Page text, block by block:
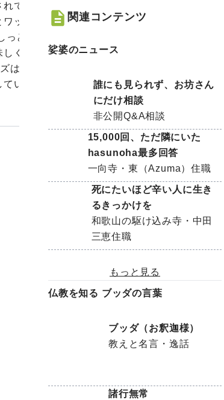
ている Fibee
ワッフルを食べ
っとりしてい
しくて驚いた
は発酵性食物
いて お菓子
結果も悪くなってた 家族の
好きな事でも嫌な事や不安ば
失う事を恐れ、悩んで時間を
無駄にし愛犬との時...
関連コンテンツ
娑婆のニュース
誰にも見られず、お坊さん
にだけ相談
非公開Q&A相談
15,000回、ただ隣にいた
hasunoha最多回答
一向寺・東（Azuma）住職
死にたいほど辛い人に生き
るきっかけを
和歌山の駆け込み寺・中田
三恵住職
もっと見る
仏教を知る ブッダの言葉
ブッダ（お釈迦様）
教えと名言・逸話
諸行無常